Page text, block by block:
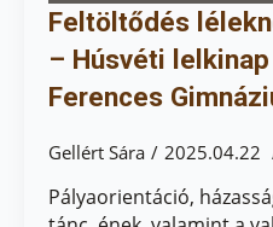
Feltöltődés
– Húsvéti
Ferences
Gellért Sára 2025.04.22
Pályaorientáció,